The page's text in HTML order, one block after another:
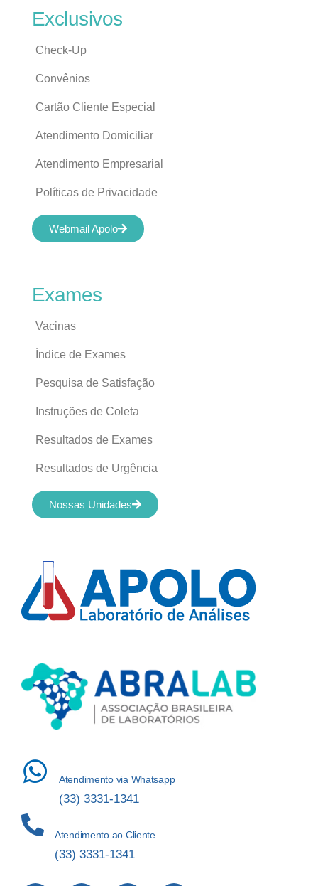
Atendimento via Whatsapp
(33) 3331-1341
Atendimento ao Cliente
(33) 3331-1341
Exames
Vacinas
Índice de Exames
Pesquisa de Satisfação
Instruções de Coleta
Resultados de Exames
Resultados de Urgência
Nossas Unidades
Exclusivos
Check-Up
Convênios
Cartão Cliente Especial
Atendimento Domiciliar
Atendimento Empresarial
Políticas de Privacidade
Webmail Apolo